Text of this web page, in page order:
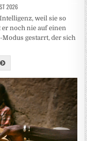
2026
weil sie so
noch nie auf einen
gestarrt, der sich